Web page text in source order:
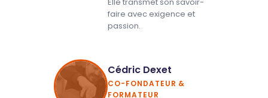
faire avec exigence et
passion.
Cédric Dexet
CO-FONDATEUR &
FORMATEUR